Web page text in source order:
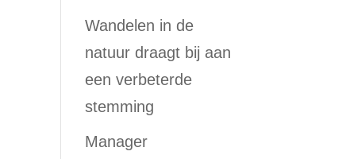
Wandelen in de
natuur draagt bij aan
een verbeterde
stemming
Manager